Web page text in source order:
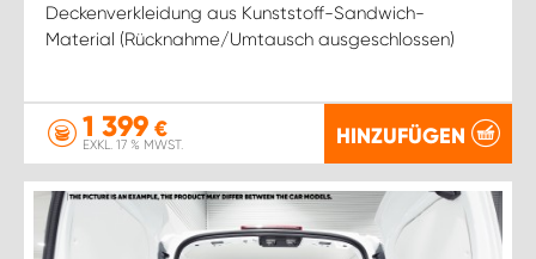
Deckenverkleidung aus Kunststoff-Sandwich-
Material (Rücknahme/Umtausch ausgeschlossen)
1 399 €
EXKL. 17 % MWST. HINZUFÜGEN